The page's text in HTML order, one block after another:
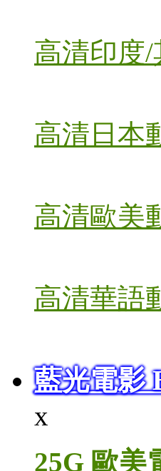
高清印度
高清日本
高清歐美
高清華語
藍光電影
x
25G 歐美